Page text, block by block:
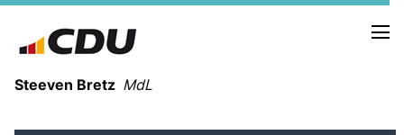
Steeven Bretz MdL